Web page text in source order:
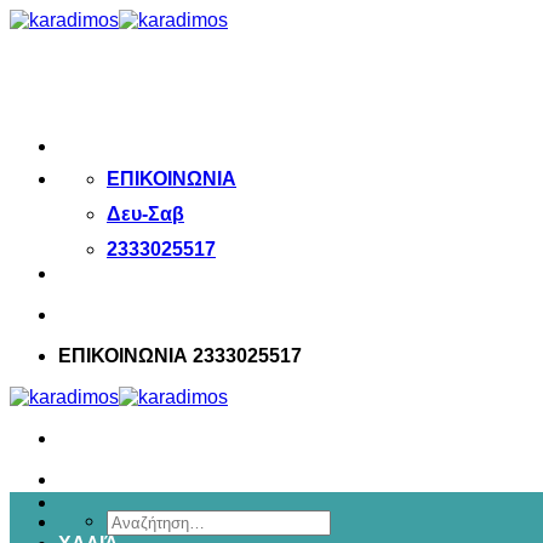
Μετάβαση
ΕΠΙΚΟΙΝΩΝΙΑ
Δευ-Σαβ
2333025517
ΕΠΙΚΟΙΝΩΝΙΑ 2333025517
Αναζήτηση